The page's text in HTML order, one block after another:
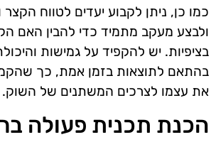
כמו כן, ניתן לקבוע יעדים לטווח הקצר
ולבצע מעקב מתמיד כדי להבין האם
בציפיות. יש להקפיד על גמישות
בהתאם לתוצאות בזמן אמת, כך
את עצמו לצרכים המשתנים של השוק.
הכנת תכנית פעולה